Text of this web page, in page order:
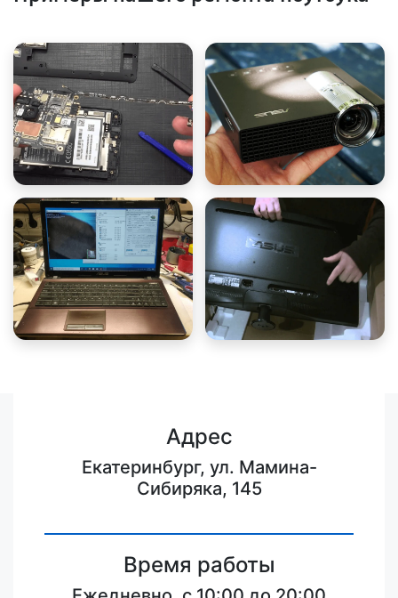
Адрес
Екатеринбург, ул. Мамина-
Сибиряка, 145
Время работы